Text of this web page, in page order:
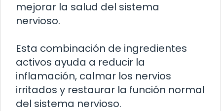
mejorar la salud del sistema
nervioso.
Esta combinación de ingredientes
activos ayuda a reducir la
inflamación, calmar los nervios
irritados y restaurar la función normal
del sistema nervioso.